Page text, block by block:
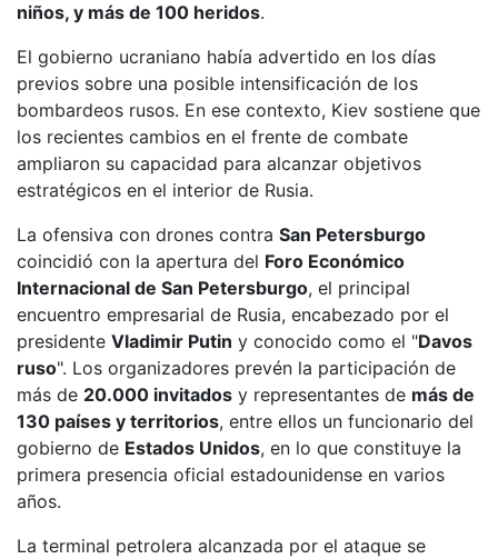
niños, y más de 100 heridos.
El gobierno ucraniano había advertido en los días
previos sobre una posible intensificación de los
bombardeos rusos. En ese contexto, Kiev sostiene que
los recientes cambios en el frente de combate
ampliaron su capacidad para alcanzar objetivos
estratégicos en el interior de Rusia.
La ofensiva con drones contra San Petersburgo
coincidió con la apertura del Foro Económico
Internacional de San Petersburgo, el principal
encuentro empresarial de Rusia, encabezado por el
presidente Vladimir Putin y conocido como el "Davos
ruso". Los organizadores prevén la participación de
más de 20.000 invitados y representantes de más de
130 países y territorios, entre ellos un funcionario del
gobierno de Estados Unidos, en lo que constituye la
primera presencia oficial estadounidense en varios
años.
La terminal petrolera alcanzada por el ataque se